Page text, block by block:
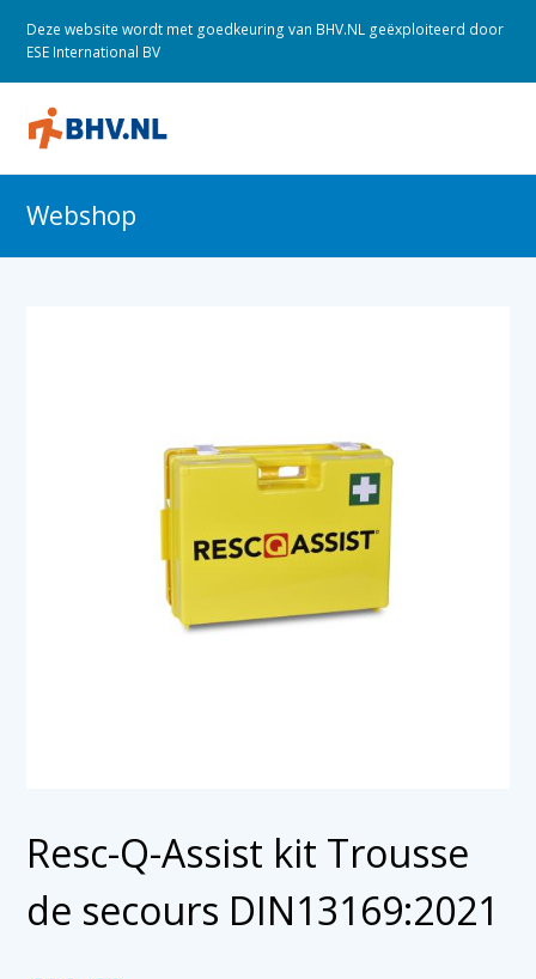
Deze website wordt met goedkeuring van BHV.NL geëxploiteerd door
ESE International BV
Webshop
Resc-Q-Assist kit Trousse
de secours DIN13169:2021